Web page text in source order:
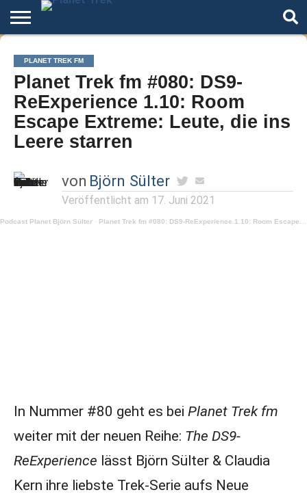
Home
Der
Podcast
Über
Star
Trek
Artikel
Andere
Welten
Autoren
Night
Mode
PLANET TREK FM
Planet Trek fm #080: DS9-
ReExperience 1.10: Room
Escape Extreme: Leute, die ins
Leere starren
von Björn Sülter
Veröffentlicht am 17. Juni 2021
Podcast Planet Björn Sülter · Planet Trek fm #080: DS9-ReExperience 1.10: Room Escape Extreme: Leute, die ins Leere starren
In Nummer #80 geht es bei Planet Trek fm
weiter mit der neuen Reihe: The DS9-
ReExperience lässt Björn Sülter & Claudia
Kern ihre liebste Trek-Serie aufs Neue